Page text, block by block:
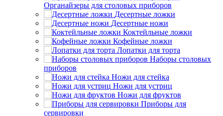
Органайзеры для столовых приборов
Десертные ложки
Десертные ножи
Коктейльные ложки
Кофейные ложки
Лопатки для торта
Наборы столовых
приборов
Ножи для стейка
Ножи для устриц
Ножи для фруктов
Приборы для
сервировки